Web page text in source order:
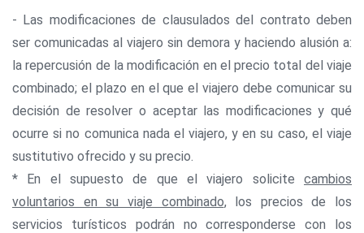
- Las modificaciones de clausulados del contrato deben
ser comunicadas al viajero sin demora y haciendo alusión a:
la repercusión de la modificación en el precio total del viaje
combinado; el plazo en el que el viajero debe comunicar su
decisión de resolver o aceptar las modificaciones y qué
ocurre si no comunica nada el viajero, y en su caso, el viaje
sustitutivo ofrecido y su precio.
* En el supuesto de que el viajero solicite cambios
voluntarios en su viaje combinado, los precios de los
servicios turísticos podrán no corresponderse con los